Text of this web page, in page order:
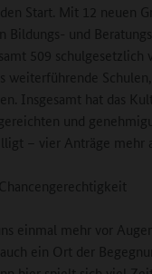
Start. Mit 12 neuen
Bildungs- und
509 schulgesetzlich
weiterführende
Insgesamt hat das
und
– vier Anträge mehr
einmal mehr vor
ein Ort der